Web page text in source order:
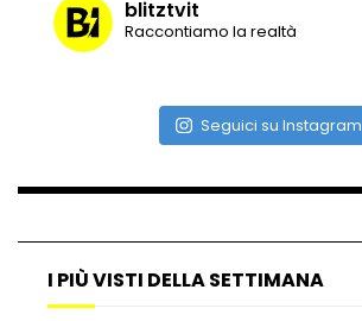
blitztvit
Raccontiamo la realtà
Seguici su Instagram
I PIÙ VISTI DELLA SETTIMANA